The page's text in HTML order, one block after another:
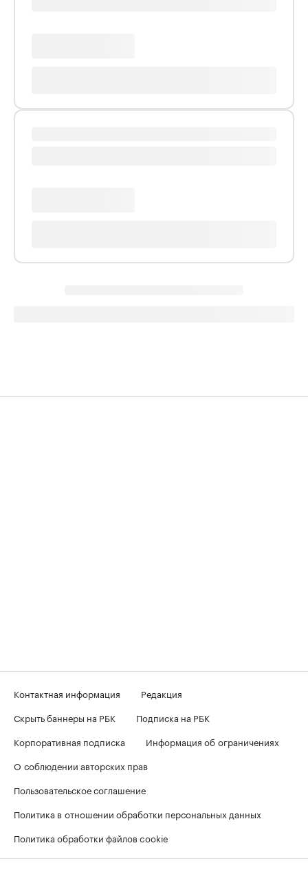
Контактная информация
Редакция
Скрыть баннеры на РБК
Подписка на РБК
Корпоративная подписка
Информация об ограничениях
О соблюдении авторских прав
Пользовательское соглашение
Политика в отношении обработки персональных данных
Политика обработки файлов cookie